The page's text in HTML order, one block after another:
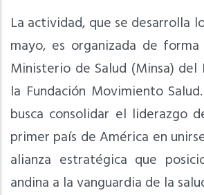
La actividad, que se desarrolla
mayo, es organizada de
Ministerio de Salud (Minsa) del
la Fundación Movimiento
busca consolidar el liderazgo
primer país de América en
alianza estratégica que
andina a la vanguardia de la